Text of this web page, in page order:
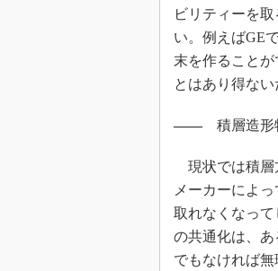
ビリティーを
い。例えばGE
末を作ること
とはあり得ない
―― 積層造形
現状では積層
メーカーによ
取れなくなっ
の共通化は、
でもなければ無